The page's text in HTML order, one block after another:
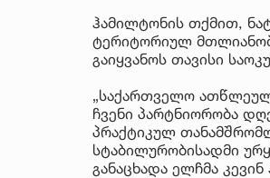
ჰამილტონის თქმით,
ტერიტორიულ
გაიყვანოს თავისი
„საქართველო
ჩვენი პარტნიორობა
პრაქტიკულ
სტაბილურობისადმი
განაცხადა ელჩმა